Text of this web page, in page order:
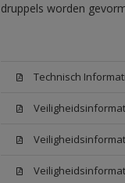
druppels worden
Technisch